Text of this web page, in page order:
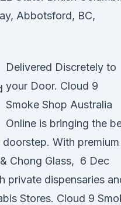
Abbotsford, BC,
Delivered Discretely to
your Door. Cloud 9
Smoke Shop Australia
Online is bringing the
With premium
Chong Glass, 6 Dec
private dispensaries
Stores. Cloud 9